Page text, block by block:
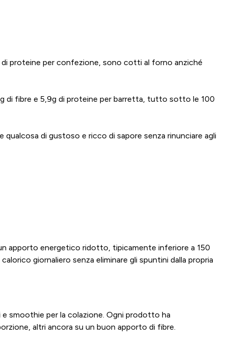
proteine per confezione, sono cotti al forno anziché
di fibre e 5,9g di proteine per barretta, tutto sotto le 100
di gustoso e ricco di sapore senza rinunciare agli
apporto energetico ridotto, tipicamente inferiore a 150
giornaliero senza eliminare gli spuntini dalla propria
smoothie per la colazione. Ogni prodotto ha
altri ancora su un buon apporto di fibre.